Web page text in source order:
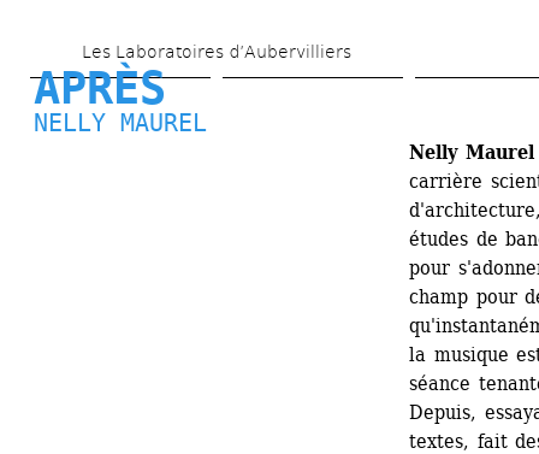
au
contenu
principal
Les Laboratoires d’Aubervilliers
APRÈS
NELLY MAUREL
Nelly Maurel
carrière
études de
pour
champ pour
la musique
séance
Depuis,
textes, fait